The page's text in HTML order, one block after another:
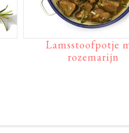
Lamsstoofpotje
rozemarijn